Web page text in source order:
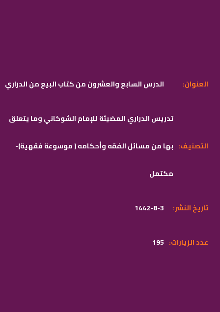
الدرس السابع والعشرون من كتاب البيع من الدراري :العنوان
تدريس الدراري المضيئة للإمام الشوكاني وما يتعلق
بها من مسائل الفقه وأحكامه ( موسوعة فقهية)-
مكتمل
:التصنيف
1442-8-3 :تاريخ النشر
195 :عدد الزيارات